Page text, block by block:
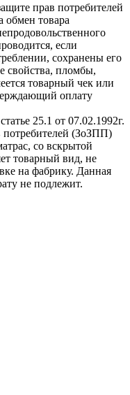
прав потребителей
обмен товара
если
сохранены его
свойства, пломбы,
товарный чек или
оплату
25.1 от 07.02.1992г.
потребителей (ЗоЗПП)
со вскрытой
товарный вид, не
на фабрику. Данная
не подлежит.